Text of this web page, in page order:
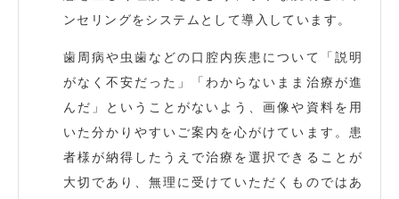
ンセリングをシステムとして導入しています。
歯周病や虫歯などの口腔内疾患について「説明
がなく不安だった」「わからないまま治療が進
んだ」ということがないよう、画像や資料を用
いた分かりやすいご案内を心がけています。患
者様が納得したうえで治療を選択できることが
大切であり、無理に受けていただくものではあ